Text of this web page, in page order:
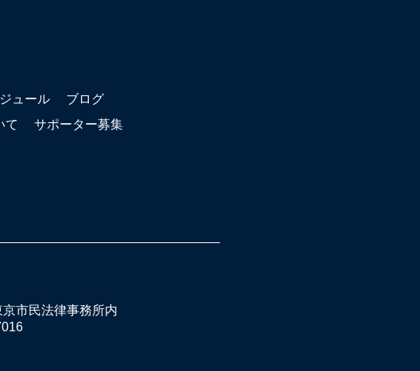
ュール
ブログ
て
サポーター募集
市民法律事務所内